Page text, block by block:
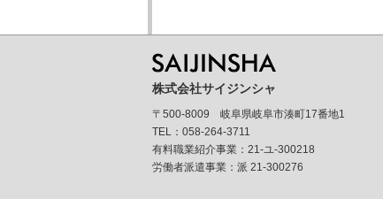
株式会社サイジンシャ
〒500-8009 岐阜県岐阜市湊町17番地1
TEL：058-264-3711
有料職業紹介事業：21-ユ-300218
労働者派遣事業：派 21-300276